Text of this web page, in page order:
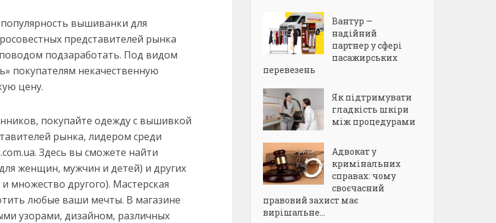
вышиванки для
представителей рынка
подзаработать. Под видом
покупателям некачественную
цену.
покупайте одежду с вышивкой
рынка, лидером среди
Здесь вы сможете найти
женщин, мужчин и детей) и других
множество другого). Мастерская
любые ваши мечты. В магазине
узорами, дизайном, различных
Вантур —
надійний
партнер у сфері
пасажирських
перевезень
Як підтримувати
гладкість шкіри
між процедурами
Адвокат у
кримінальних
справах: чому
своєчасний
правовий захист має
вирішальне...